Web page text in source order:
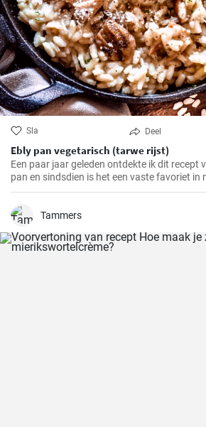
Sla Deel
Ebly pan vegetarisch (tarwe rijst)
Een paar jaar geleden ontdekte ik dit recept
pan en sindsdien is het een vaste favoriet in
een tarweproduct zoals rijst dat een
groenten en kruiden maakt het een
Tammers